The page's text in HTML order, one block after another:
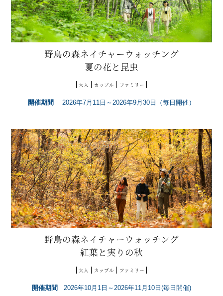
野鳥の森ネイチャーウォッチング
夏の花と昆虫
大人 カップル ファミリー
開催期間 2026年7月11日～2026年9月30日（毎日開催）
野鳥の森ネイチャーウォッチング
紅葉と実りの秋
大人 カップル ファミリー
開催期間
2026年10月1日～2026年11月10日(毎日開催)